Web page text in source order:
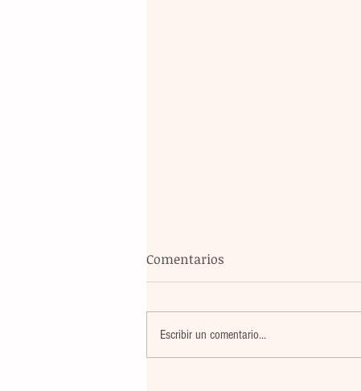
Comentarios
Escribir un comentario...